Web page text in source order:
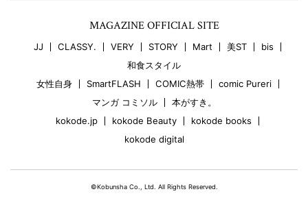
MAGAZINE OFFICIAL SITE
JJ CLASSY. VERY STORY Mart 美ST
bis
和食スタイル
女性自身
SmartFLASH COMIC熱帯
comic Pureri
マンガ コミソル
本がすき。
kokode.jp
kokode Beauty
kokode books
kokode digital
©Kobunsha Co., Ltd. All Rights Reserved.